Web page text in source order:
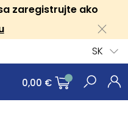
zaregistrujte ako
SK
0,00 €